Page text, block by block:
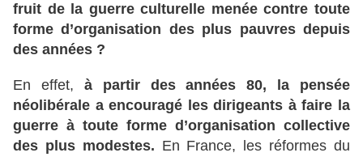
fruit de la guerre culturelle menée contre toute
forme d’organisation des plus pauvres depuis
des années ?
En effet, à partir des années 80, la pensée
néolibérale a encouragé les dirigeants à faire la
guerre à toute forme d’organisation collective
des plus modestes. En France, les réformes du